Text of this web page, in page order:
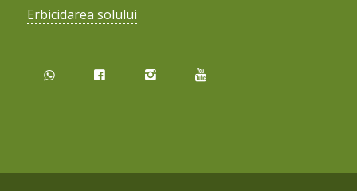
Erbicidarea solului